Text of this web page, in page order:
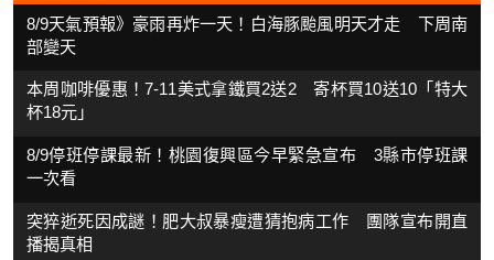
8/9天氣預報》豪雨再炸一天！白海豚颱風明天才走 下周南
部變天
本周咖啡優惠！7-11美式拿鐵買2送2 寄杯買10送10「特大
杯18元」
8/9停班停課最新！桃園復興區今早緊急宣布 3縣市停班課
一次看
突猝逝死因成謎！肥大叔暴瘦遭猜抱病工作 團隊宣布開直
播揭真相